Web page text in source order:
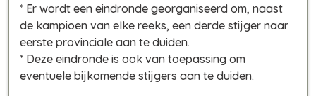
* Er wordt een eindronde georganiseerd om, naast
de kampioen van elke reeks, een derde stijger naar
eerste provinciale aan te duiden.
* Deze eindronde is ook van toepassing om
eventuele bijkomende stijgers aan te duiden.